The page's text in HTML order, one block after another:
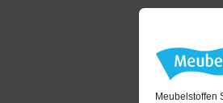
Meubelstoffen